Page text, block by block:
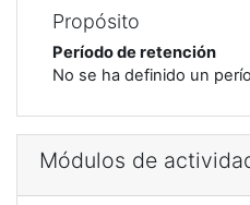
Propósito
Período de retención
No se ha definido un
Módulos de